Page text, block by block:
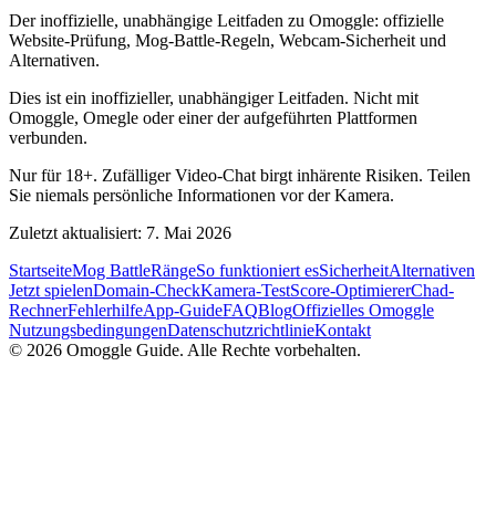
Der inoffizielle, unabhängige Leitfaden zu Omoggle: offizielle
Website-Prüfung, Mog-Battle-Regeln, Webcam-Sicherheit und
Alternativen.
Dies ist ein inoffizieller, unabhängiger Leitfaden. Nicht mit
Omoggle, Omegle oder einer der aufgeführten Plattformen
verbunden.
Nur für 18+. Zufälliger Video-Chat birgt inhärente Risiken. Teilen
Sie niemals persönliche Informationen vor der Kamera.
Zuletzt aktualisiert: 7. Mai 2026
StartseiteMog BattleRängeSo funktioniert esSicherheitAlternativen
Jetzt spielenDomain-CheckKamera-TestScore-OptimiererChad-
RechnerFehlerhilfeApp-GuideFAQBlogOffizielles Omoggle
NutzungsbedingungenDatenschutzrichtlinieKontakt
© 2026 Omoggle Guide. Alle Rechte vorbehalten.